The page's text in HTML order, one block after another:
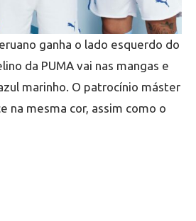
ganha o lado esquerdo do
da PUMA vai nas mangas e
marinho. O patrocínio máster
na mesma cor, assim como o